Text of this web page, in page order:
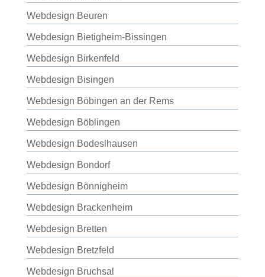
Webdesign Beuren
Webdesign Bietigheim-Bissingen
Webdesign Birkenfeld
Webdesign Bisingen
Webdesign Böbingen an der Rems
Webdesign Böblingen
Webdesign Bodeslhausen
Webdesign Bondorf
Webdesign Bönnigheim
Webdesign Brackenheim
Webdesign Bretten
Webdesign Bretzfeld
Webdesign Bruchsal